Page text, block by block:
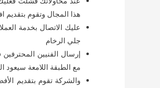
هذا المجال وتقوم بتقديم
عليك الاتصال بخدمة
جلي الرخام
إرسال الفنيين
مع الطبقة اللامعة سيعود
والشركة تقوم بتقديم